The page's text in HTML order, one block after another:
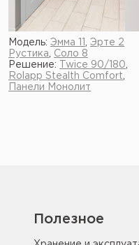
Модель: Эмма 11
Эрте 2
Рустика
Соло 8
Решение:
Twice 90/180
Rolapp Stealth Comfort
Панели Монолит
Полезное